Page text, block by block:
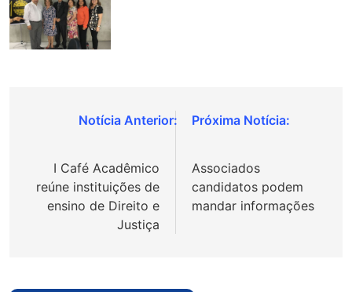
Navegação
Post
I Café Acadêmico
reúne instituições de
ensino de Direito e
Justiça
Associados
candidatos podem
mandar informações